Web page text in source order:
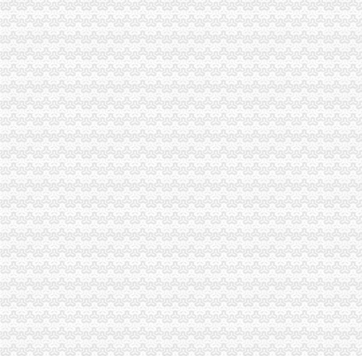
市重庆发票申请局双生所四条措施开展洋酒市场专项整
江北局立足职能切实加建设领域的重庆代账公司信用评价工作
市重庆分公司注册局商标处认真贯彻落实全市工商行政管理局长座谈会议精
市重庆分公司注册工商学会认真贯彻落实全市工商行政管理局长座谈会精
市重庆代账公司局机关委及时达学习全市工商局长座谈会精
南川局及时贯彻落实全市重庆发票申请工商局长座谈会精
高新园局认真贯彻落实全市重庆代账公司工商行政管理局长座谈会议精
璧山局认真贯彻落实全市重庆代理记账工商行政管理局长座谈会精
工商动态
城口局全面启动“四大一重点”重庆代理记账工作
巫溪局重庆公司注销尖山所建立农村商品质量安全宣长效机制
綦江局推行五项措施加集贸市重庆分公司注册场监管
沙坪坝局提出加基层规范化建设应着力从树立“四种意识”重庆发票申请上下功夫
万州区商标品牌建设工作呈现三大亮点
彭水局重庆分公司注册公开选调干部努力提高选人用人公信度
秀山局突出六项重点狠抓“五一”重庆代理记账市场监管
石柱局重庆代理记账四项措施规范莼菜收购秩序
沙坪坝局“五字”重庆公司注销要求谋划“解放思想、扩大开放”大讨论活动
一季度9695名下岗失业人员在民营经济领域再就业 申办企业热增高
南岸区副区长汪建华到分局重庆代理记账现场办公解决问题
梁平局重庆财务公司四结合提高个体工商户验照效率